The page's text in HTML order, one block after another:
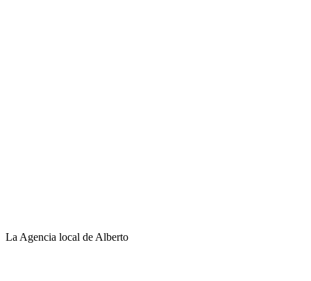
La Agencia local de Alberto